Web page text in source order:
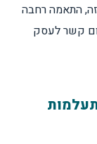
התאמה רחבה
קשר לעסק